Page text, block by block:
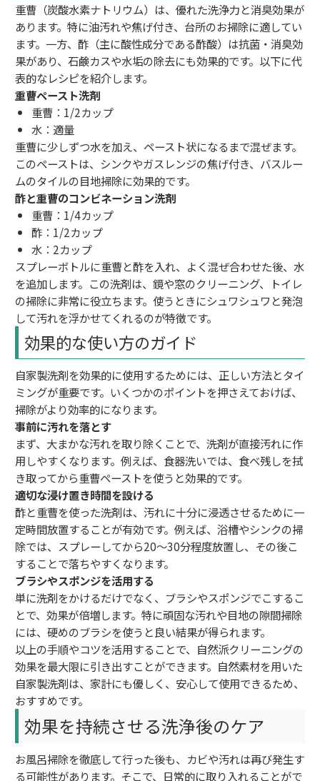
重曹（炭酸水素ナトリウム）は、優れた洗浄力と消臭効果が
あります。特に油汚れや焦げ付き、台所のお掃除に適してい
ます。一方、酢（主に酸性成分である酢酸）は抗菌・消臭効
果があり、石鹸カスや水垢の除去にも効果的です。以下に代
表的なレシピを紹介します。
重曹ペースト洗剤
重曹：1/2カップ
水：適量
重曹に少しずつ水を加え、ペースト状になるまで混ぜます。
このペーストは、シンクやガスレンジの焦げ付き、バスルー
ムのタイルの目地掃除に効果的です。
酢と重曹のコンビネーション洗剤
重曹：1/4カップ
酢：1/2カップ
水：2カップ
スプレーボトルに重曹と酢を入れ、よく混ぜ合わせた後、水
を追加します。この洗剤は、鏡や窓のクリーニング、トイレ
の掃除に非常に役立ちます。使うときにシュワシュワと発泡
して汚れを浮かせてくれるのが特徴です。
効果的な使い方のガイド
自家製洗剤を効果的に使用するためには、正しい方法とタイ
ミングが重要です。いくつかのポイントを押さえておけば、
掃除がより効率的になります。
事前に汚れを落とす
まず、大まかな汚れを取り除くことで、洗剤が直接汚れに作
用しやすくなります。例えば、食器洗いでは、食べ残しを拭
き取ってから重曹ペーストを使うと効果的です。
適切な浸け置き時間を設ける
酢と重曹を使った洗剤は、汚れに十分に浸透させるために一
定時間放置することが有効です。例えば、浴槽やシンクの掃
除では、スプレーしてから20〜30分程度放置し、その後こ
することで落ちやすくなります。
ブラシやスポンジを活用する
単に洗剤をかけるだけでなく、ブラシやスポンジでこするこ
とで、効果が倍増します。特に頑固な汚れや目地の隙間掃除
には、硬めのブラシを使うと良い結果が得られます。
以上の手順やコツを活用することで、自然派クリーニングの
効果を最大限に引き出すことができます。自然素材を用いた
自家製洗剤は、家計にも優しく、安心して使用できるため、
おすすめです。
効果を持続させる洗浄後のケア
お風呂掃除を徹底して行った後も、カビや汚れは再び発生す
る可能性があります。そこで、日常的に取り入れることがで